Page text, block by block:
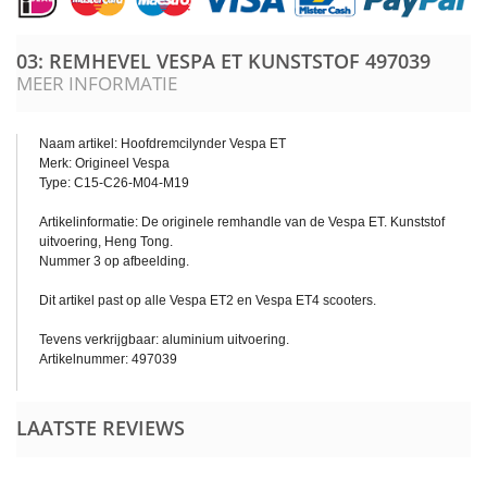
03: REMHEVEL VESPA ET KUNSTSTOF 497039
MEER INFORMATIE
Naam artikel: Hoofdremcilynder Vespa ET
Merk: Origineel Vespa
Type: C15-C26-M04-M19
Artikelinformatie: De originele remhandle van de Vespa ET. Kunststof
uitvoering, Heng Tong.
Nummer 3 op afbeelding.
Dit artikel past op alle Vespa ET2 en Vespa ET4 scooters.
Tevens verkrijgbaar: aluminium uitvoering.
Artikelnummer: 497039
LAATSTE REVIEWS